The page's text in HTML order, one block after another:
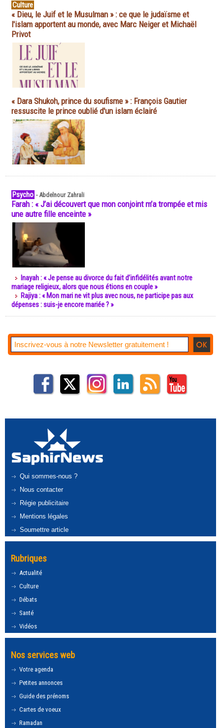
Culture
« Dieu, le Juif et le Musulman » : ce que le judaïsme et
l'islam apportent au monde, avec Marc Neiger et Michaël
Privot
« Dara Shukoh, prince du soufisme » : François Gautier
ressuscite le prince oublié d'un islam éclairé
Psycho -Abdelnour Zahrali
Farah : « J’ai découvert que mon conjoint m’a trompée et mis
une autre fille enceinte »
Inayah : « Je pense au divorce du fait d’infidélités avant notre
mariage religieux, alors que nous étions en couple »
Rajiya : « Mon mari ne vit plus avec nous, ne participe pas aux
dépenses : suis-je encore mariée ? »
Qui sommes-nous ?
Nous contacter
Régie publicitaire
Mentions légales
Soumettre article
Rubriques
Actualité
Culture
Débats
Santé
Vidéos
Nos services web
Votre agenda
Petites annonces
Guide des prénoms
Cartes de voeux
Ramadan